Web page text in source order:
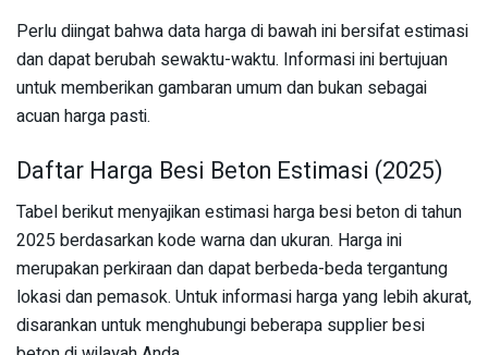
Perlu diingat bahwa data harga di bawah ini bersifat estimasi
dan dapat berubah sewaktu-waktu. Informasi ini bertujuan
untuk memberikan gambaran umum dan bukan sebagai
acuan harga pasti.
Daftar Harga Besi Beton Estimasi (2025)
Tabel berikut menyajikan estimasi harga besi beton di tahun
2025 berdasarkan kode warna dan ukuran. Harga ini
merupakan perkiraan dan dapat berbeda-beda tergantung
lokasi dan pemasok. Untuk informasi harga yang lebih akurat,
disarankan untuk menghubungi beberapa supplier besi